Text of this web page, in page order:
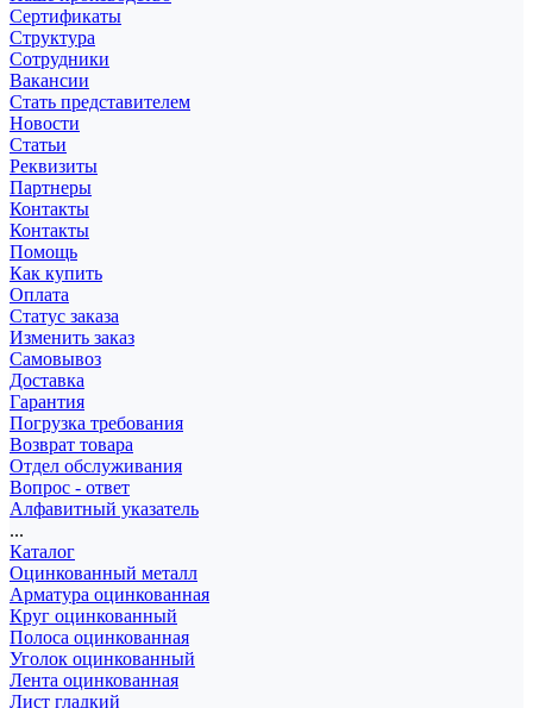
Сертификаты
Структура
Сотрудники
Вакансии
Стать представителем
Новости
Статьи
Реквизиты
Партнеры
Контакты
Контакты
Помощь
Как купить
Оплата
Статус заказа
Изменить заказ
Самовывоз
Доставка
Гарантия
Погрузка требования
Возврат товара
Отдел обслуживания
Вопрос - ответ
Алфавитный указатель
...
Каталог
Оцинкованный металл
Арматура оцинкованная
Круг оцинкованный
Полоса оцинкованная
Уголок оцинкованный
Лента оцинкованная
Лист гладкий